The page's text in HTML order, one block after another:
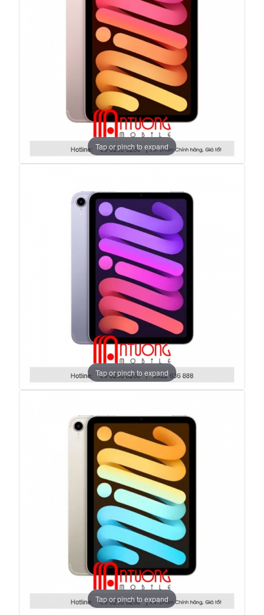
Tap or pinch to expand
Tap or pinch to expand
Tap or pinch to expand